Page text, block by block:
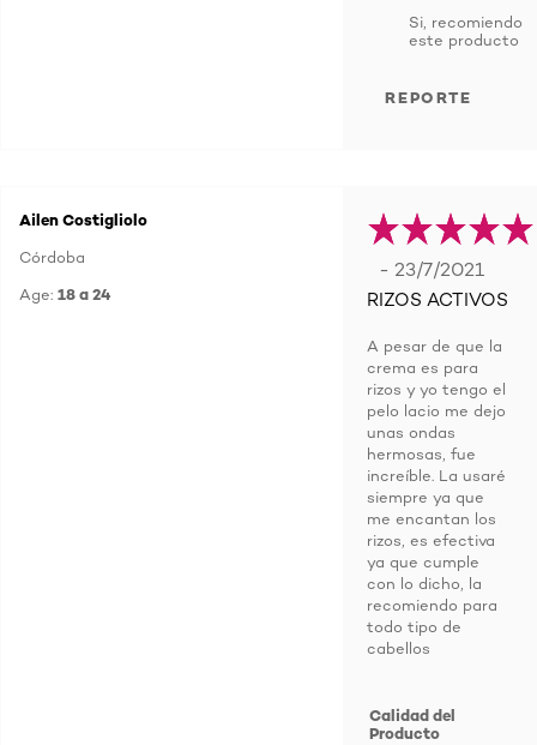
Si, recomiendo
este producto
REPORTE
Ailen Costigliolo
Córdoba
Age: 18 a 24
- 23/7/2021
RIZOS ACTIVOS
A pesar de que la
crema es para
rizos y yo tengo el
pelo lacio me dejo
unas ondas
hermosas, fue
increíble. La usaré
siempre ya que
me encantan los
rizos, es efectiva
ya que cumple
con lo dicho, la
recomiendo para
todo tipo de
cabellos
Calidad del
Producto